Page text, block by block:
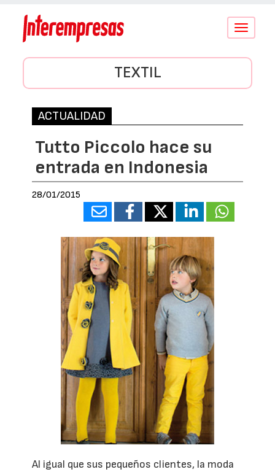
Conmutar
TEXTIL
ACTUALIDAD
Tutto Piccolo hace su
entrada en Indonesia
28/01/2015
Al igual que sus pequeños clientes, la moda